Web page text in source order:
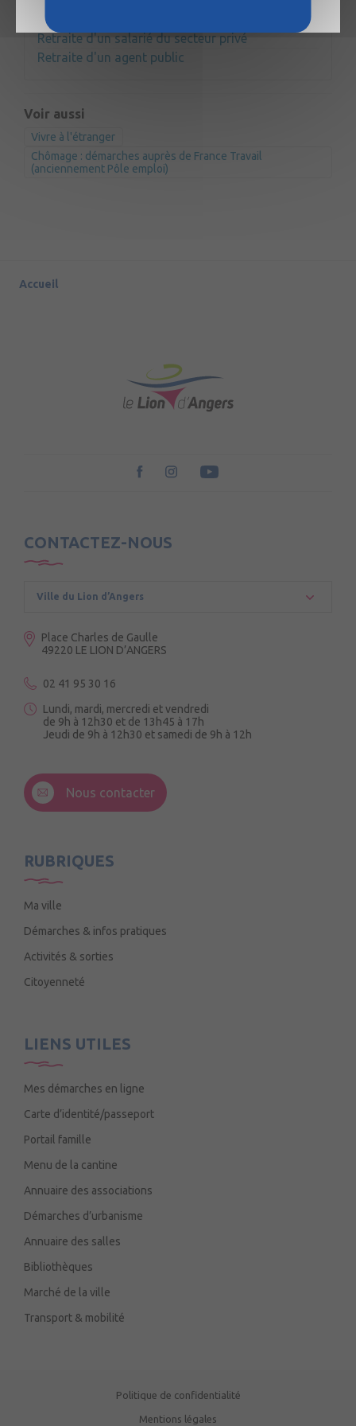
Retraite d'un salarié du secteur privé
Retraite d'un agent public
Voir aussi
Vivre à l'étranger
Chômage : démarches auprès de France Travail
(anciennement Pôle emploi)
Accueil
CONTACTEZ-NOUS
Ville du Lion d’Angers
Place Charles de Gaulle
49220 LE LION D’ANGERS
02 41 95 30 16
Lundi, mardi, mercredi et vendredi
de 9h à 12h30 et de 13h45 à 17h
Jeudi de 9h à 12h30 et samedi de 9h à 12h
49220 Andigné
Nous contacter
RUBRIQUES
Ma ville
Démarches & infos pratiques
Activités & sorties
Citoyenneté
LIENS UTILES
Mes démarches en ligne
Carte d’identité/passeport
Portail famille
Menu de la cantine
Annuaire des associations
Démarches d’urbanisme
Annuaire des salles
Bibliothèques
Marché de la ville
Transport & mobilité
Politique de confidentialité
Mentions légales